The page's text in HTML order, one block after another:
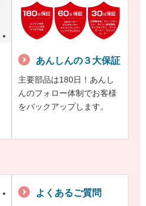
あんしんの３大保証
主要部品は180日！あんし
んのフォロー体制でお客様
をバックアップします。
よくあるご質問